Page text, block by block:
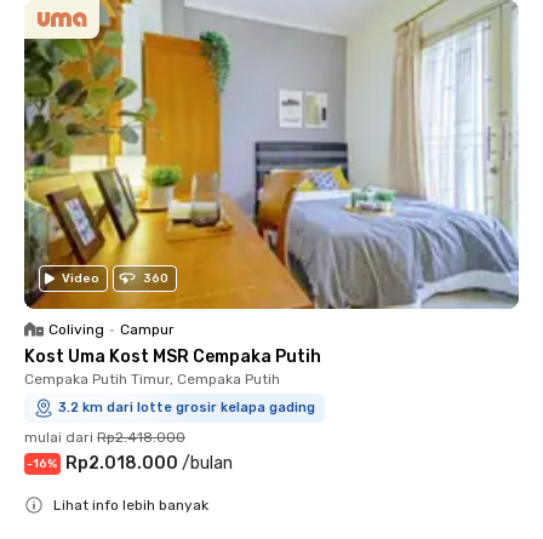
Video 360
Coliving • Campur
Kost Uma Kost MSR Cempaka Putih
Cempaka Putih Timur, Cempaka Putih
3.2 km dari lotte grosir kelapa gading
mulai dari Rp2.418.000
-16% Rp2.018.000 /bulan
Lihat info lebih banyak